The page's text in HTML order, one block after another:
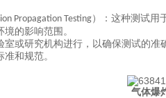
Propagation Testing）：这种测试用
的影响范围。
室或研究机构进行，以确保测试的
和规范。
气体爆